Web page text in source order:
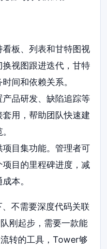
看板、列表和甘特图视
视图跟进迭代，甘特
间和依赖关系。
产品研发、缺陷追踪等
用，帮助团队快速建
项目集功能。管理者可
目的里程碑进度，减
本。
、不需要深度代码关联
刚起步，需要一款能
转的工具，Tower够